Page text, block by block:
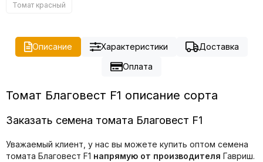
Томат красный
Описание Характеристики
Доставка
Оплата
Томат Благовест F1 описание сорта
Заказать семена томата Благовест F1
Уважаемый клиент, у нас вы можете купить оптом семена
томата Благовест F1 напрямую от производителя Гавриш.